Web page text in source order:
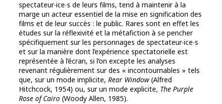
spectateur∙ice∙s de leurs films, tend à maintenir à la
marge un acteur essentiel de la mise en signification des
films et de leur succès : le public. Rares sont en effet les
études sur la réflexivité et la métafiction à se pencher
spécifiquement sur les personnages de spectateur∙ice∙s
et sur la manière dont l’expérience spectatorielle est
représentée à l’écran, si l’on excepte les analyses
revenant régulièrement sur des « incontournables » tels
que, sur un mode implicite, Rear Window(Alfred
Hitchcock, 1954) ou, sur un mode explicite, The Purple
Rose of Cairo (Woody Allen, 1985).